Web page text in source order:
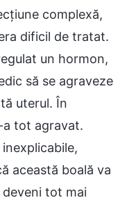
complexă,
dificil de tratat.
un hormon,
să se agraveze
uterul. În
a tot agravat.
această boală va
deveni tot mai